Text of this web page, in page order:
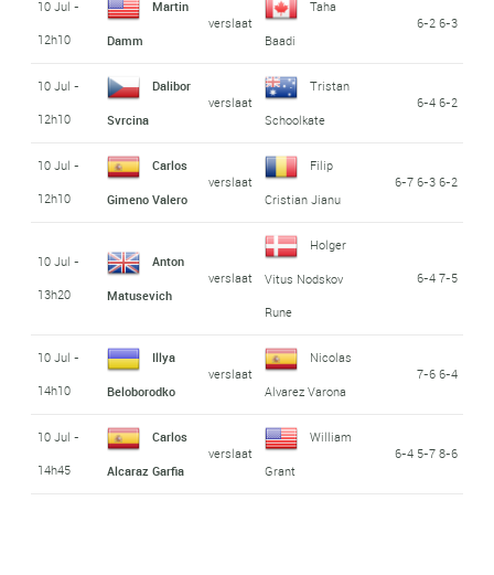
10 Jul -
12h10
Martin
Damm
verslaat
Taha
Baadi
6-2 6-3
10 Jul -
12h10
Dalibor
Svrcina
verslaat
Tristan
Schoolkate
6-4 6-2
10 Jul -
12h10
Carlos
Gimeno Valero
verslaat
Filip
Cristian Jianu
6-7 6-3 6-2
10 Jul -
13h20
Anton
Matusevich
verslaat
Holger
Vitus Nodskov
Rune
6-4 7-5
10 Jul -
14h10
Illya
Beloborodko
verslaat
Nicolas
Alvarez Varona
7-6 6-4
10 Jul -
14h45
Carlos
Alcaraz Garfia
verslaat
William
Grant
6-4 5-7 8-6